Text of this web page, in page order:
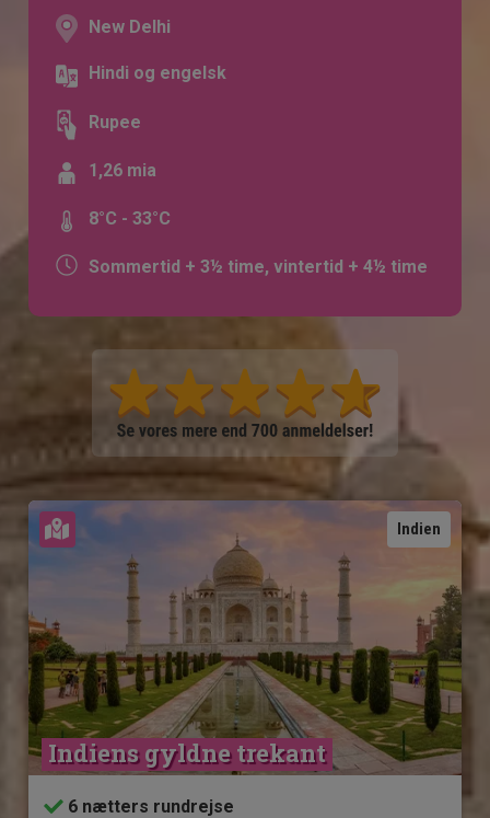
New Delhi
Hindi og engelsk
Rupee
1,26 mia
8°C - 33°C
Sommertid + 3½ time, vintertid + 4½ time
Indien
Se kort
Indiens gyldne trekant
6 nætters rundrejse